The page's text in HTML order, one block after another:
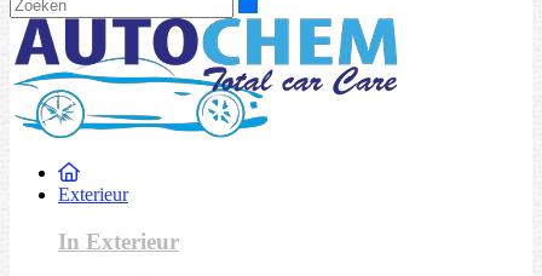
Exterieur
In Exterieur